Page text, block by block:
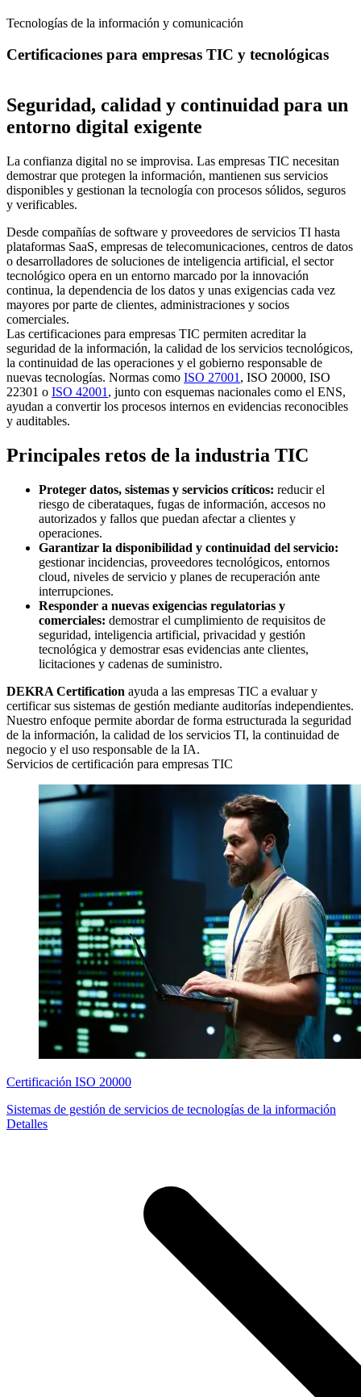
Tecnologías de la información y comunicación
Certificaciones para empresas TIC y tecnológicas
Seguridad, calidad y continuidad para un
entorno digital exigente
La confianza digital no se improvisa. Las empresas TIC necesitan
demostrar que protegen la información, mantienen sus servicios
disponibles y gestionan la tecnología con procesos sólidos, seguros
y verificables.
Desde compañías de software y proveedores de servicios TI hasta
plataformas SaaS, empresas de telecomunicaciones, centros de datos
o desarrolladores de soluciones de inteligencia artificial, el sector
tecnológico opera en un entorno marcado por la innovación
continua, la dependencia de los datos y unas exigencias cada vez
mayores por parte de clientes, administraciones y socios
comerciales.
Las certificaciones para empresas TIC permiten acreditar la
seguridad de la información, la calidad de los servicios tecnológicos,
la continuidad de las operaciones y el gobierno responsable de
nuevas tecnologías. Normas como ISO 27001 , ISO 20000, ISO
22301 o ISO 42001 , junto con esquemas nacionales como el ENS,
ayudan a convertir los procesos internos en evidencias reconocibles
y auditables.
Principales retos de la industria TIC
Proteger datos, sistemas y servicios críticos: reducir el
riesgo de ciberataques, fugas de información, accesos no
autorizados y fallos que puedan afectar a clientes y
operaciones.
Garantizar la disponibilidad y continuidad del servicio:
gestionar incidencias, proveedores tecnológicos, entornos
cloud, niveles de servicio y planes de recuperación ante
interrupciones.
Responder a nuevas exigencias regulatorias y
comerciales: demostrar el cumplimiento de requisitos de
seguridad, inteligencia artificial, privacidad y gestión
tecnológica y demostrar esas evidencias ante clientes,
licitaciones y cadenas de suministro.
DEKRA Certification ayuda a las empresas TIC a evaluar y
certificar sus sistemas de gestión mediante auditorías independientes.
Nuestro enfoque permite abordar de forma estructurada la seguridad
de la información, la calidad de los servicios TI, la continuidad de
negocio y el uso responsable de la IA.
Servicios de certificación para empresas TIC
Certificación ISO 20000
Sistemas de gestión de servicios de tecnologías de la información
Detalles